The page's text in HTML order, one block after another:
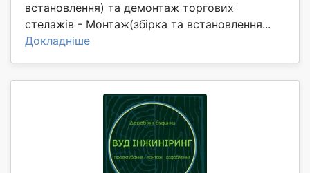
встановлення) та демонтаж торгових
стелажів - Монтаж(збірка та встановлення...
Докладніше